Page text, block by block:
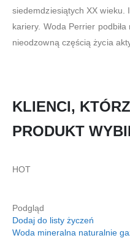
siedemdziesiątych XX wieku.
kariery. Woda Perrier podbiła
nieodzowną częścią życia
KLIENCI,
PRODUKT
HOT
Podgląd
Dodaj do listy życzeń
Woda mineralna naturalnie